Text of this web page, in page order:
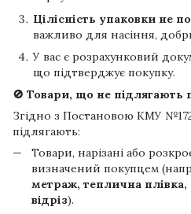
Цілісність упаковки не
важливо для насіння,
У вас є розрахунковий
що підтверджує покупку.
🚫 Товари, що не підлягають
Згідно з Постановою КМУ
підлягають:
Товари, нарізані або
визначений покупцем
метраж, теплична
відріз).